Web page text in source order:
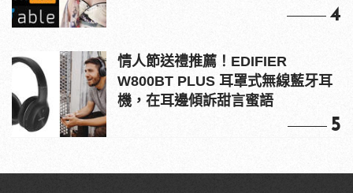
4
情人節送禮推薦！EDIFIER
W800BT PLUS 耳罩式無線藍牙耳
機，在耳邊傾訴甜言蜜語
5